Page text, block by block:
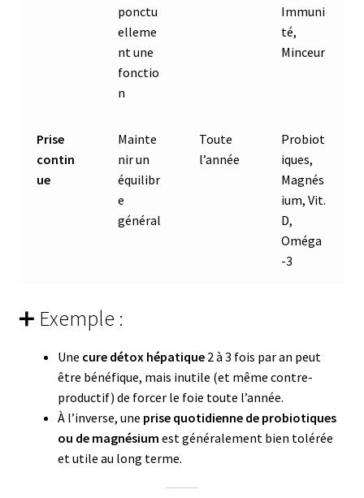
ponctu
elleme
nt une
fonctio
n
Immuni
té,
Minceur
Prise
contin
ue
Mainte
nir un
équilibr
e
général
Toute
l’année
Probiot
iques,
Magnés
ium, Vit.
D,
Oméga
-3
➕ Exemple :
Une cure détox hépatique2 à 3 fois par an peut
être bénéfique, mais inutile (et même contre-
productif) de forcer le foie toute l’année.
À l’inverse, une prise quotidienne de probiotiques
ou de magnésium est généralement bien tolérée
et utile au long terme.